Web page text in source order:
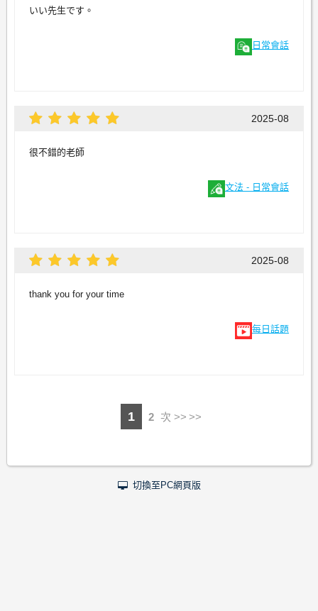
いい先生です。
日常會話
2025-08
很不錯的老師
文法 - 日常會話
2025-08
thank you for your time
每日話題
1 2 次 >>
切換至PC網頁版